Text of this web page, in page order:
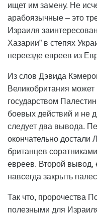
ищет им замену. Не
арабоязычные – это
Израиля
Хазарии” в степях
переезде евреев из
Из слов Дэвида
Великобритания может
государством
боевых действий и не
следует два вывода.
окончательно достали
британцев
евреев. Второй вывод,
навсегда закрыть
Так что, пророчества
полезными для